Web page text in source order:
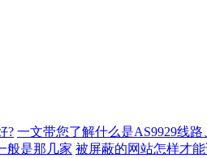
? 一文带您了解什么是AS9929线
般是那几家 被屏蔽的网站怎样才